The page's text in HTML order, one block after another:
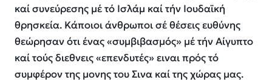
καί συνεύρεσης μέ τό Ισλάμ καί τήν Ιουδαϊκή
θρησκεία. Κάποιοι άνθρωποι σέ θέσεις ευθύνης
θεώρησαν ότι ένας «συμβιβασμός» μέ τήν Αίγυπτο
καί τούς διεθνεις «επενδυτές» ειναι πρός τό
συμφέρον της μονης του Σινα καί της χώρας μας.